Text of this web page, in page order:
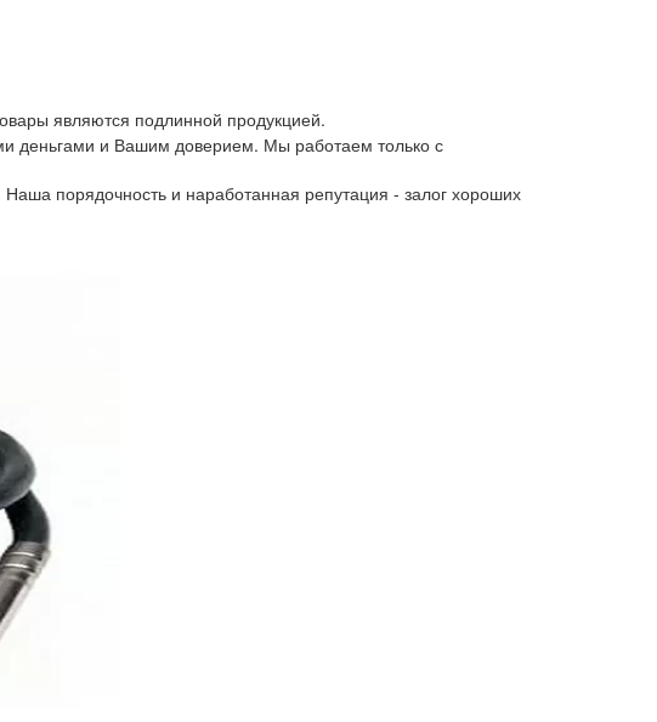
являются подлинной продукцией.
деньгами и Вашим доверием. Мы работаем только с
порядочность и наработанная репутация - залог хороших